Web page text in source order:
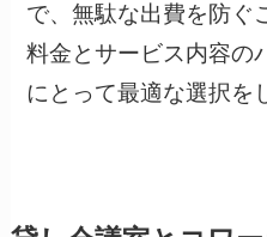
で、無駄な出費を防ぐ
料金とサービス内容の
にとって最適な選択を